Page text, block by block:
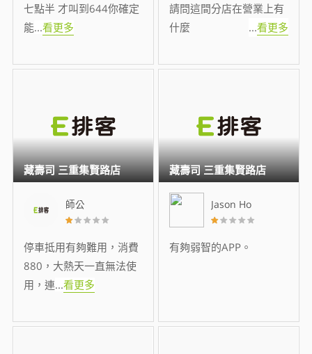
七點半 才叫到644你確定
能...看更多
請問這間分店在營業上有
什麼
...看更多
師公
停車抵用有夠難用，消費
880，大熱天一直無法使
用，連...看更多
藏壽司 三重集賢路店
Jason Ho
有夠弱智的APP。
藏壽司 三重集賢路店